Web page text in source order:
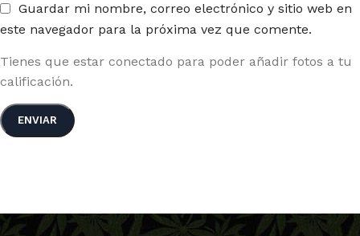
Guardar mi nombre, correo electrónico y sitio web en
este navegador para la próxima vez que comente.
Tienes que estar conectado para poder añadir fotos a tu
calificación.